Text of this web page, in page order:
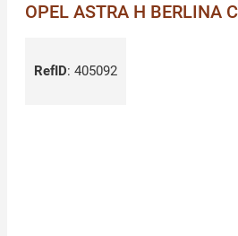
OPEL ASTRA H BERLINA
RefID: 405092